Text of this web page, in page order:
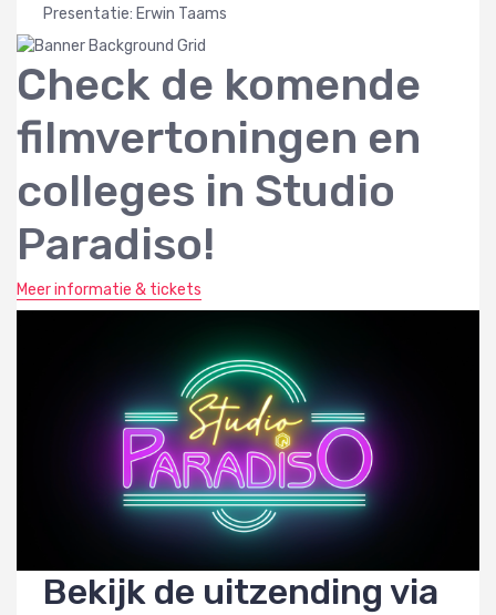
Presentatie: Erwin Taams
Check de komende
filmvertoningen en
colleges in Studio
Paradiso!
Meer informatie & tickets
Bekijk de uitzending via